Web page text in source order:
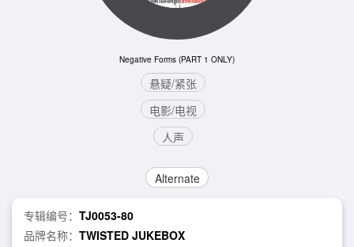
Negative Forms (PART 1 ONLY)
悬疑/紧张
电影/电视
人声
Alternate
专辑编号： TJ0053-80
品牌名称： TWISTED JUKEBOX